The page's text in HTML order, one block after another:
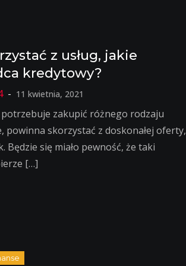
z usług, jakie
kredytowy?
11 kwietnia, 2021
zakupić różnego rodzaju
powinna skorzystać z doskonałej oferty,
Będzie się miało pewność, że taki
[…]